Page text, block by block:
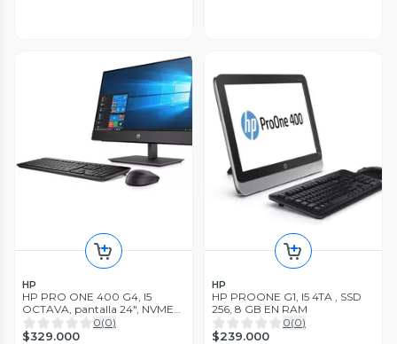
HP
HP PRO ONE 400 G4, I5
OCTAVA, pantalla 24", NVME
256, 16 GB RAM
0(0)
$329.000
HP
HP PROONE G1, I5 4TA , SSD
256, 8 GB EN RAM
0(0)
$239.000